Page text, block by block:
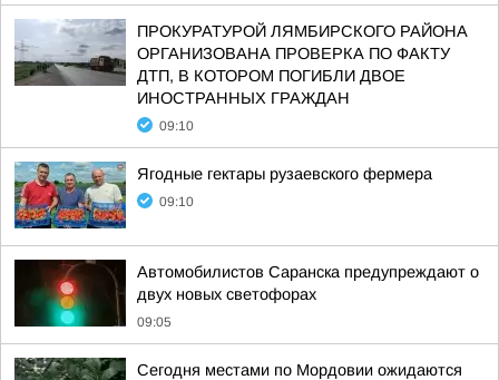
ПРОКУРАТУРОЙ ЛЯМБИРСКОГО РАЙОНА
ОРГАНИЗОВАНА ПРОВЕРКА ПО ФАКТУ
ДТП, В КОТОРОМ ПОГИБЛИ ДВОЕ
ИНОСТРАННЫХ ГРАЖДАН
09:10
Ягодные гектары рузаевского фермера
09:10
Автомобилистов Саранска предупреждают о
двух новых светофорах
09:05
Сегодня местами по Мордовии ожидаются